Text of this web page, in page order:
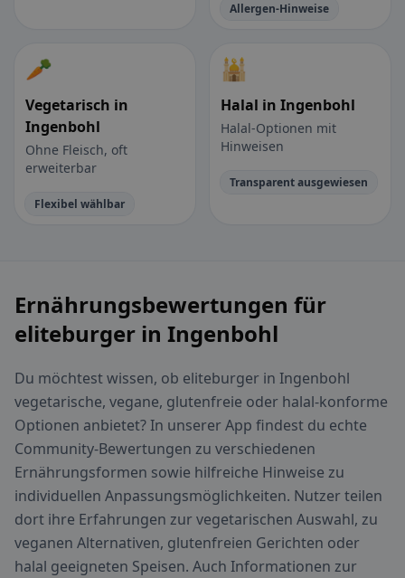
Allergen-Hinweise
🥕
Vegetarisch in
Ingenbohl
Ohne Fleisch, oft
erweiterbar
Flexibel wählbar
🕌
Halal in Ingenbohl
Halal-Optionen mit
Hinweisen
Transparent ausgewiesen
Ernährungsbewertungen für
eliteburger in Ingenbohl
Du möchtest wissen, ob eliteburger in Ingenbohl
vegetarische, vegane, glutenfreie oder halal-konforme
Optionen anbietet? In unserer App findest du echte
Community-Bewertungen zu verschiedenen
Ernährungsformen sowie hilfreiche Hinweise zu
individuellen Anpassungsmöglichkeiten. Nutzer teilen
dort ihre Erfahrungen zur vegetarischen Auswahl, zu
veganen Alternativen, glutenfreien Gerichten oder
halal geeigneten Speisen. Auch Informationen zur